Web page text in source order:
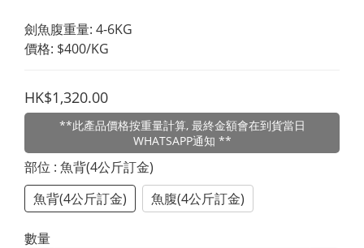
劍魚腹重量: 4-6KG
價格: $400/KG
HK$1,320.00
**此產品價格按重量計算, 最終金額會在到貨當日
WHATSAPP通知 **
部位 : 魚背(4公斤訂金)
魚背(4公斤訂金)
魚腹(4公斤訂金)
數量